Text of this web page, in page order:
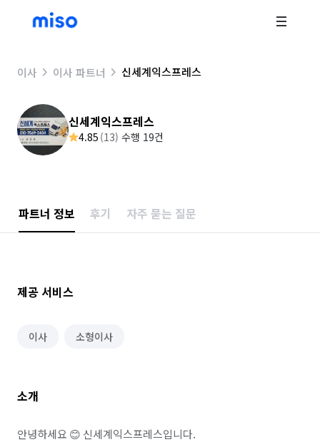
이사 이사 파트너 신세계익스프레스
신세계익스프레스
4.85 (13) 수행 19건
파트너 정보 후기 자주 묻는 질문
제공 서비스
이사 소형이사
소개
안녕하세요 😊 신세계익스프레스입니다.